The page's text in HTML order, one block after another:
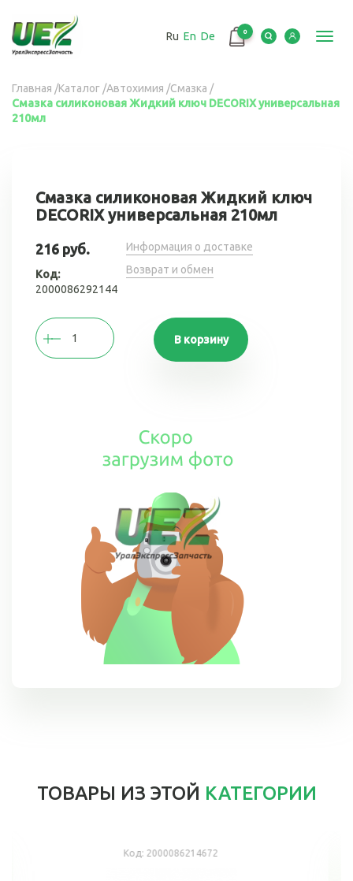
основному
содержанию
Ru En De 0
Вы
здесь
Главная /Каталог /Автохимия /Смазка /
Смазка силиконовая Жидкий ключ DECORIX универсальная
210мл
Смазка силиконовая Жидкий ключ
DECORIX универсальная 210мл
216 руб.
Код:
2000086292144
Информация о доставке
Возврат и обмен
В корзину
ТОВАРЫ ИЗ ЭТОЙ КАТЕГОРИИ
Код: 2000086214672